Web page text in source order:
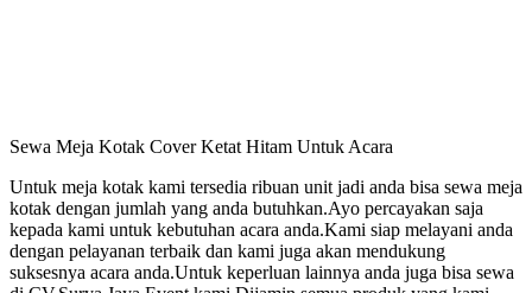
Sewa Meja Kotak Cover Ketat Hitam Untuk Acara
Untuk meja kotak kami tersedia ribuan unit jadi anda bisa sewa meja
kotak dengan jumlah yang anda butuhkan.Ayo percayakan saja
kepada kami untuk kebutuhan acara anda.Kami siap melayani anda
dengan pelayanan terbaik dan kami juga akan mendukung
suksesnya acara anda.Untuk keperluan lainnya anda juga bisa sewa